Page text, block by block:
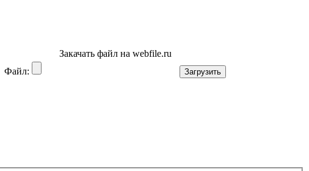
Закачать файл на webfile.ru
Файл: